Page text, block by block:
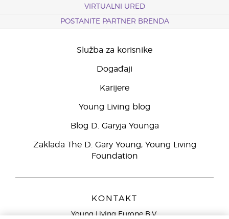
VIRTUALNI URED
POSTANITE PARTNER BRENDA
Služba za korisnike
Događaji
Karijere
Young Living blog
Blog D. Garyja Younga
Zaklada The D. Gary Young, Young Living
Foundation
KONTAKT
Young Living Europe B.V.